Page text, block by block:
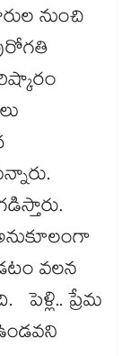
నుంచి
వలన
పెళ్లి.. ప్రేమ